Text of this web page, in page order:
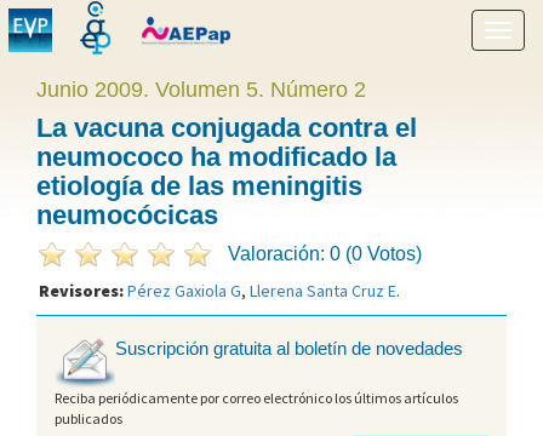
menú
Junio 2009. Volumen 5. Número 2
La vacuna conjugada contra el
neumococo ha modificado la
etiología de las meningitis
neumocócicas
Valoración: 0 (0 Votos)
Revisores:Pérez Gaxiola G, Llerena Santa Cruz E.
Suscripción gratuita al boletín de novedades
Reciba periódicamente por correo electrónico los últimos artículos
publicados